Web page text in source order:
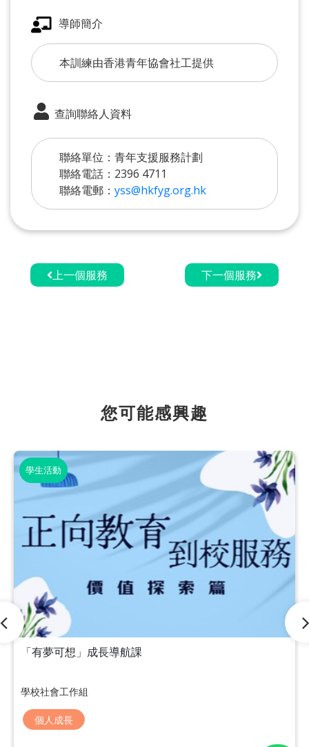
導師簡介
本訓練由香港青年協會社工提供
查詢聯絡人資料
聯絡單位：青年支援服務計劃
聯絡電話：2396 4711
聯絡電郵： yss@hkfyg.org.hk
上一個服務 下一個服務
您可能感興趣
學生活動
「有夢可想」成長導航課
學校社會工作組
個人成長